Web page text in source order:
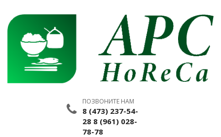
ПОЗВОНИТЕ НАМ
8 (473) 237-54-
28 8 (961) 028-
78-78